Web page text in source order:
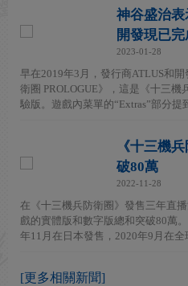
神谷盛治
開發現已完
2023-01-28
早在2019年3月，發行商ATLUS和
衛圈 PROLOGUE》，這是《十三
驗版。遊戲內菜單的“Extras”部分提
《十三機
破80萬
2022-11-28
在《十三機兵防衛圈》發售三年直
戲的實體版和數字版總和突破80萬
年11月在日本發售，2020年9月在全
[更多相關新聞]